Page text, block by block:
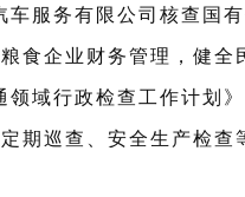
服务有限公司核查国
食企业财务管理，健
域行政检查工作计划
期巡查、安全生产检